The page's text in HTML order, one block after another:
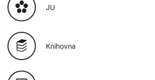
JU
Knihovna